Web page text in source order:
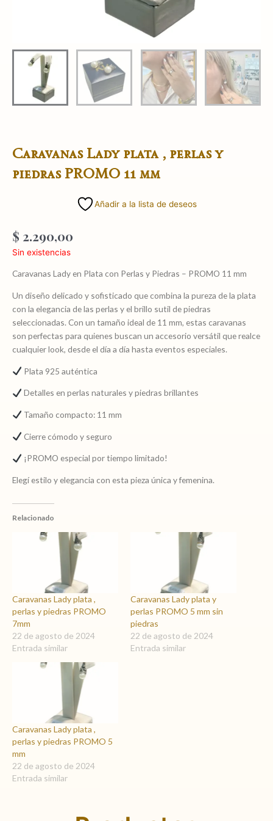
Caravanas Lady plata , perlas y
piedras PROMO 11 mm
Añadir a la lista de deseos
$ 2.290,00
Sin existencias
Caravanas Lady en Plata con Perlas y Piedras – PROMO 11 mm
Un diseño delicado y sofisticado que combina la pureza de la plata
con la elegancia de las perlas y el brillo sutil de piedras
seleccionadas. Con un tamaño ideal de 11 mm, estas caravanas
son perfectas para quienes buscan un accesorio versátil que realce
cualquier look, desde el día a día hasta eventos especiales.
Plata 925 auténtica
Detalles en perlas naturales y piedras brillantes
Tamaño compacto: 11 mm
Cierre cómodo y seguro
¡PROMO especial por tiempo limitado!
Elegí estilo y elegancia con esta pieza única y femenina.
Relacionado
Caravanas Lady plata ,
perlas y piedras PROMO
7mm
22 de agosto de 2024
Entrada similar
Caravanas Lady plata y
perlas PROMO 5 mm sin
piedras
22 de agosto de 2024
Entrada similar
Caravanas Lady plata ,
perlas y piedras PROMO 5
mm
22 de agosto de 2024
Entrada similar